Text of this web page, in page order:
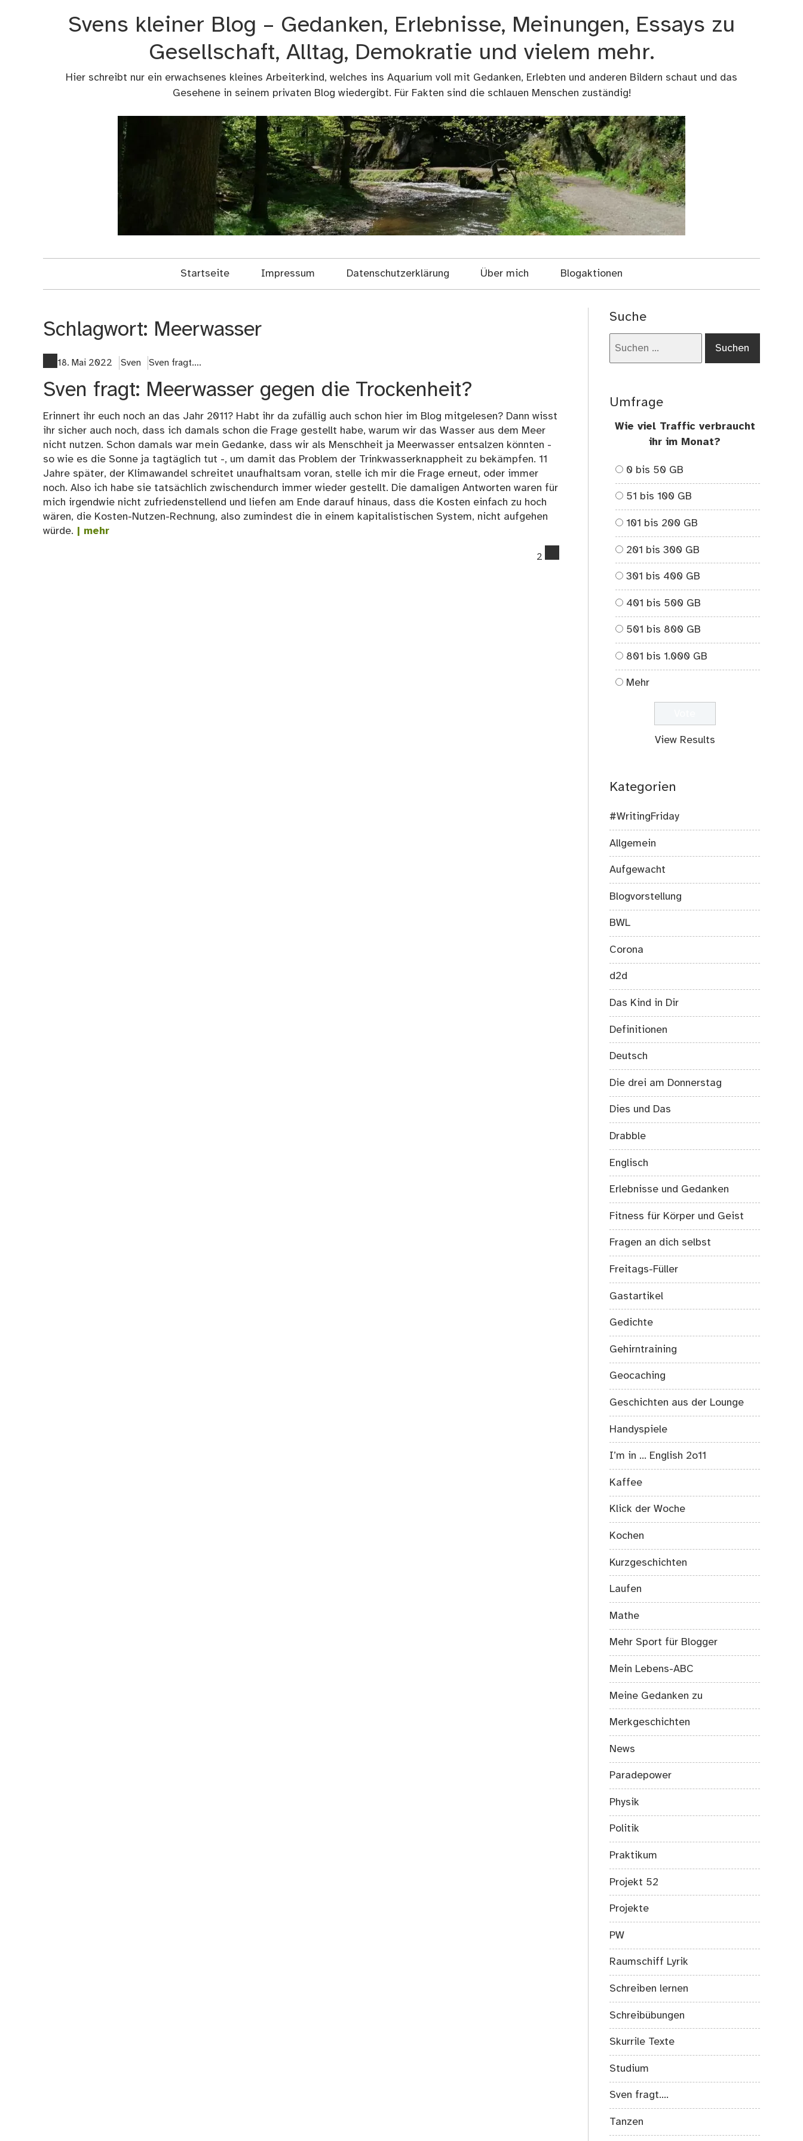
Svens kleiner Blog – Gedanken, Erlebnisse, Meinungen, Essays zu
Gesellschaft, Alltag, Demokratie und vielem mehr.
Hier schreibt nur ein erwachsenes kleines Arbeiterkind, welches ins Aquarium voll mit Gedanken, Erlebten und anderen Bildern schaut und das
Gesehene in seinem privaten Blog wiedergibt. Für Fakten sind die schlauen Menschen zuständig!
Startseite Impressum Datenschutzerklärung Über mich Blogaktionen
Schlagwort: Meerwasser
18. Mai 2022 Sven Sven fragt....
Sven fragt: Meerwasser gegen die Trockenheit?
Erinnert ihr euch noch an das Jahr 2011? Habt ihr da zufällig auch schon hier im Blog mitgelesen? Dann wisst
ihr sicher auch noch, dass ich damals schon die Frage gestellt habe, warum wir das Wasser aus dem Meer
nicht nutzen. Schon damals war mein Gedanke, dass wir als Menschheit ja Meerwasser entsalzen könnten -
so wie es die Sonne ja tagtäglich tut -, um damit das Problem der Trinkwasserknappheit zu bekämpfen. 11
Jahre später, der Klimawandel schreitet unaufhaltsam voran, stelle ich mir die Frage erneut, oder immer
noch. Also ich habe sie tatsächlich zwischendurch immer wieder gestellt. Die damaligen Antworten waren für
mich irgendwie nicht zufriedenstellend und liefen am Ende darauf hinaus, dass die Kosten einfach zu hoch
wären, die Kosten-Nutzen-Rechnung, also zumindest die in einem kapitalistischen System, nicht aufgehen
würde. | mehr
2
Suche
Umfrage
Wie viel Traffic verbraucht
ihr im Monat?
0 bis 50 GB
51 bis 100 GB
101 bis 200 GB
201 bis 300 GB
301 bis 400 GB
401 bis 500 GB
501 bis 800 GB
801 bis 1.000 GB
Mehr
View Results
Kategorien
#WritingFriday
Allgemein
Aufgewacht
Blogvorstellung
BWL
Corona
d2d
Das Kind in Dir
Definitionen
Deutsch
Die drei am Donnerstag
Dies und Das
Drabble
Englisch
Erlebnisse und Gedanken
Fitness für Körper und Geist
Fragen an dich selbst
Freitags-Füller
Gastartikel
Gedichte
Gehirntraining
Geocaching
Geschichten aus der Lounge
Handyspiele
I’m in … English 2o11
Kaffee
Klick der Woche
Kochen
Kurzgeschichten
Laufen
Mathe
Mehr Sport für Blogger
Mein Lebens-ABC
Meine Gedanken zu
Merkgeschichten
News
Paradepower
Physik
Politik
Praktikum
Projekt 52
Projekte
PW
Raumschiff Lyrik
Schreiben lernen
Schreibübungen
Skurrile Texte
Studium
Sven fragt….
Tanzen